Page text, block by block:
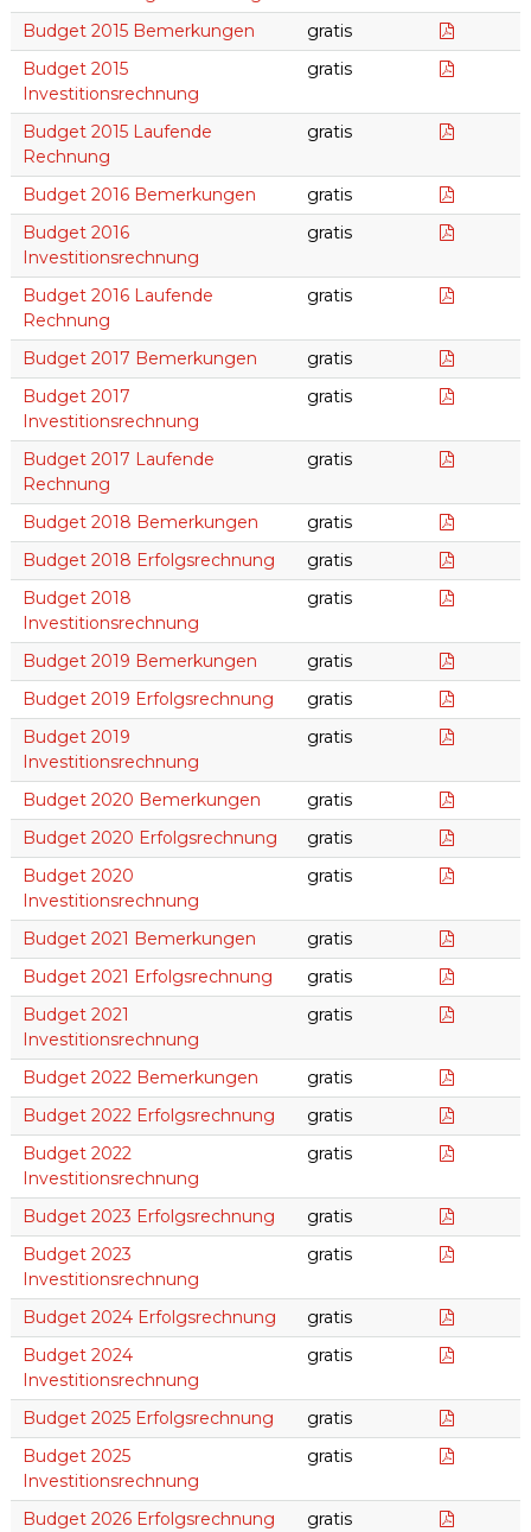
Budget 2015 Bemerkungen
gratis
Budget 2015
Investitionsrechnung
gratis
Budget 2015 Laufende
Rechnung
gratis
Budget 2016 Bemerkungen gratis
Budget 2016
Investitionsrechnung
gratis
Budget 2016 Laufende
Rechnung
gratis
Budget 2017 Bemerkungen gratis
Budget 2017
Investitionsrechnung
gratis
Budget 2017 Laufende
Rechnung
gratis
Budget 2018 Bemerkungen gratis
Budget 2018 Erfolgsrechnung
gratis
Budget 2018
Investitionsrechnung
gratis
Budget 2019 Bemerkungen gratis
Budget 2019 Erfolgsrechnung
gratis
Budget 2019
Investitionsrechnung
gratis
Budget 2020 Bemerkungen gratis
Budget 2020 Erfolgsrechnung
gratis
Budget 2020
Investitionsrechnung
gratis
Budget 2021 Bemerkungen gratis
Budget 2021 Erfolgsrechnung
gratis
Budget 2021
Investitionsrechnung
gratis
Budget 2022 Bemerkungen gratis
Budget 2022 Erfolgsrechnung
gratis
Budget 2022
Investitionsrechnung
gratis
Budget 2023 Erfolgsrechnung gratis
Budget 2023
Investitionsrechnung
gratis
Budget 2024 Erfolgsrechnung gratis
Budget 2024
Investitionsrechnung
gratis
Budget 2025 Erfolgsrechnung gratis
Budget 2025
Investitionsrechnung
gratis
Budget 2026 Erfolgsrechnung gratis